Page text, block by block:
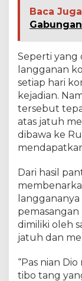
Baca Juga
Seperti yang
langganan
setiap hari
kejadian.
tersebut
atas jatuh
dibawa ke
Dari hasil
dimiliki oleh
jatuh dan
“Pas nian
tibo tang